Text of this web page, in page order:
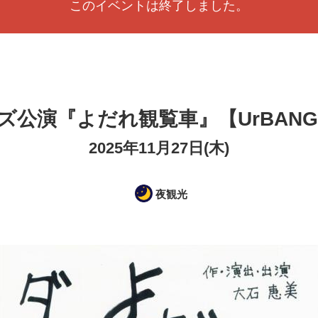
このイベントは終了しました。
公演『よだれ観覧車』【
2025年11月27日(木)
夜観光